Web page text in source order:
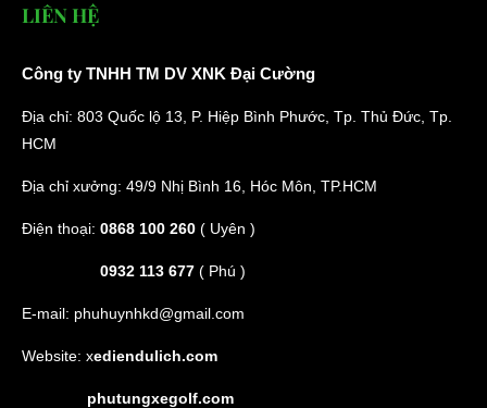
LIÊN HỆ
Công ty TNHH TM DV XNK Đại Cường
Địa chỉ: 803 Quốc lộ 13, P. Hiệp Bình Phước, Tp. Thủ Đức, Tp.
HCM
Địa chỉ xưởng: 49/9 Nhị Bình 16, Hóc Môn, TP.HCM
Điện thoại: 0868 100 260 ( Uyên )
0932 113 677 ( Phú )
E-mail: phuhuynhkd@gmail.com
Website: xediendulich.com
phutungxegolf.com